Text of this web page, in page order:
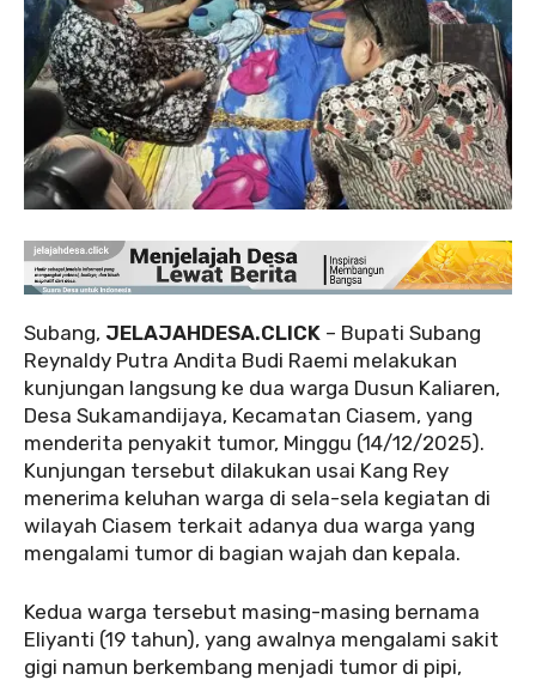
Subang, JELAJAHDESA.CLICK – Bupati Subang
Reynaldy Putra Andita Budi Raemi melakukan
kunjungan langsung ke dua warga Dusun Kaliaren,
Desa Sukamandijaya, Kecamatan Ciasem, yang
menderita penyakit tumor, Minggu (14/12/2025).
Kunjungan tersebut dilakukan usai Kang Rey
menerima keluhan warga di sela-sela kegiatan di
wilayah Ciasem terkait adanya dua warga yang
mengalami tumor di bagian wajah dan kepala.
Kedua warga tersebut masing-masing bernama
Eliyanti (19 tahun), yang awalnya mengalami sakit
gigi namun berkembang menjadi tumor di pipi,